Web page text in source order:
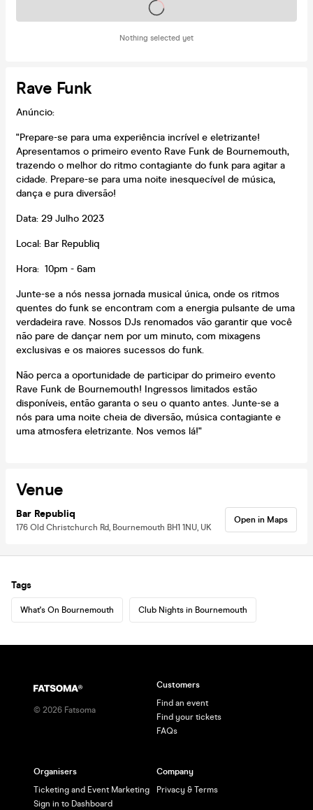
Nothing selected yet
Tickets on sale soon
Rave Funk
Anúncio:
"Prepare-se para uma experiência incrível e eletrizante!
Apresentamos o primeiro evento Rave Funk de Bournemouth,
trazendo o melhor do ritmo contagiante do funk para agitar a
cidade. Prepare-se para uma noite inesquecível de música,
dança e pura diversão!
Data: 29 Julho 2023
Local: Bar Republiq
Hora: 10pm - 6am
Junte-se a nós nessa jornada musical única, onde os ritmos
quentes do funk se encontram com a energia pulsante de uma
verdadeira rave. Nossos DJs renomados vão garantir que você
não pare de dançar nem por um minuto, com mixagens
exclusivas e os maiores sucessos do funk.
Não perca a oportunidade de participar do primeiro evento
Rave Funk de Bournemouth! Ingressos limitados estão
disponíveis, então garanta o seu o quanto antes. Junte-se a
nós para uma noite cheia de diversão, música contagiante e
uma atmosfera eletrizante. Nos vemos lá!"
Venue
Bar Republiq
176 Old Christchurch Rd, Bournemouth BH1 1NU, UK
Open in Maps
Tags
What's On Bournemouth Club Nights in Bournemouth
© 2026 Fatsoma
Customers
Find an event
Find your tickets
FAQs
Organisers
Ticketing and Event Marketing
Sign in to Dashboard
Company
Privacy & Terms